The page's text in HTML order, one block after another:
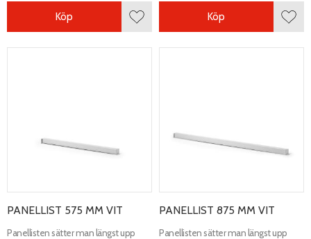
Lägg till i favoriter
Köp Köp
PANELLIST 575 MM VIT
Panellisten sätter man längst upp
PANELLIST 875 MM VIT
Panellisten sätter man längst upp